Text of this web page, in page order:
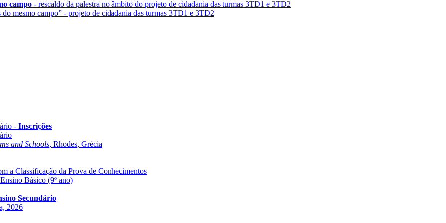
campo - rescaldo da palestra no âmbito do projeto de cidadania das turmas 3TD1 e 3TD2
mesmo campo” - projeto de cidadania das turmas 3TD1 e 3TD2
- Inscrições
and Schools, Rhodes, Grécia
a Classificação da Prova de Conhecimentos
Básico (9º ano)
Secundário
2026